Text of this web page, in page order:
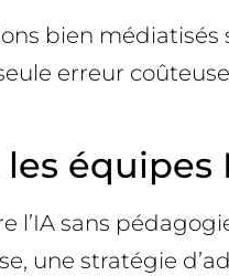
bien
erreur
équipes
sans
une stratégie